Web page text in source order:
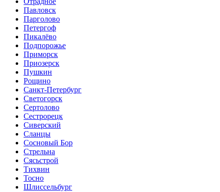
Павловск
Парголово
Петергоф
Пикалёво
Подпорожье
Приморск
Приозерск
Пушкин
Рощино
Санкт-Петербург
Светогорск
Сертолово
Сестрорецк
Сиверский
Сланцы
Сосновый Бор
Стрельна
Сясьстрой
Тихвин
Тосно
Шлиссельбург